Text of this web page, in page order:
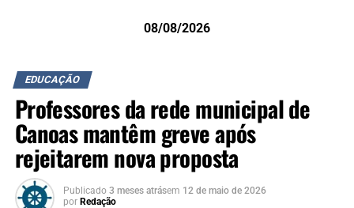
08/08/2026
EDUCAÇÃO
Professores da rede municipal de
Canoas mantêm greve após
rejeitarem nova proposta
Publicado 3 meses atrásem 12 de maio de 2026
por Redação